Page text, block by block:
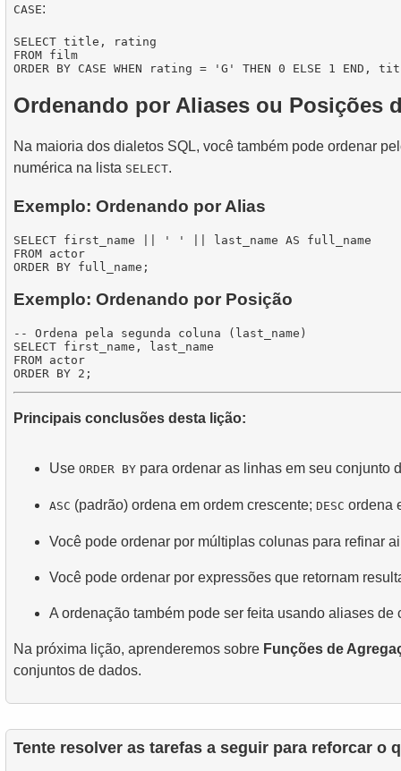
CASE:
SELECT title, rating
FROM film
Ordenando por Aliases ou Posições
Na maioria dos dialetos SQL, você também pode ordenar
numérica na lista SELECT.
Exemplo: Ordenando por Alias
SELECT first_name || ' ' || last_name AS full_name
FROM actor
Exemplo: Ordenando por Posição
-- Ordena pela segunda coluna (last_name)
SELECT first_name, last_name
FROM actor
Principais conclusões desta lição:
Use ORDER BY para ordenar as linhas em seu conjunto
ASC (padrão) ordena em ordem crescente; DESC ordena
Você pode ordenar por múltiplas colunas para refinar
Você pode ordenar por expressões que retornam
A ordenação também pode ser feita usando aliases
Na próxima lição, aprenderemos sobre Funções de
conjuntos de dados.
Tente resolver as tarefas a seguir para reforcar o